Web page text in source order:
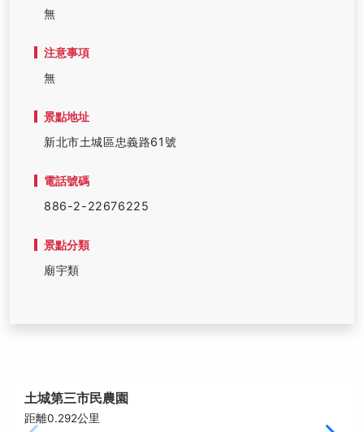
無
注意事項
無
景點地址
新北市土城區忠義路61號
電話號碼
886-2-22676225
景點分類
廟宇類
土城第三市民農園
距離0.292公里